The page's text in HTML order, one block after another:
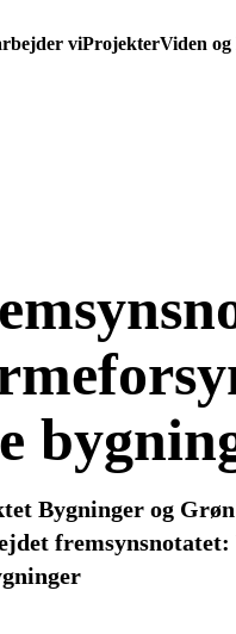
viProjekterViden
Bygninger og